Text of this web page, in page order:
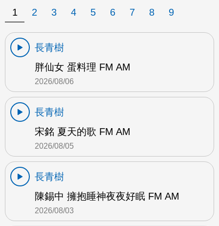
1 2 3 4 5 6 7 8 9
長青樹
胖仙女 蛋料理 FM AM
2026/08/06
長青樹
宋銘 夏天的歌 FM AM
2026/08/05
長青樹
陳錫中 擁抱睡神夜夜好眠 FM AM
2026/08/03